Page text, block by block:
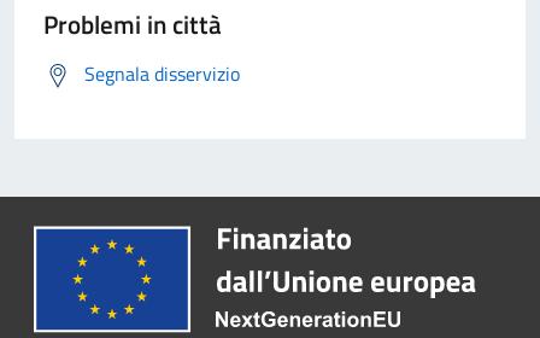
Problemi in città
Segnala disservizio